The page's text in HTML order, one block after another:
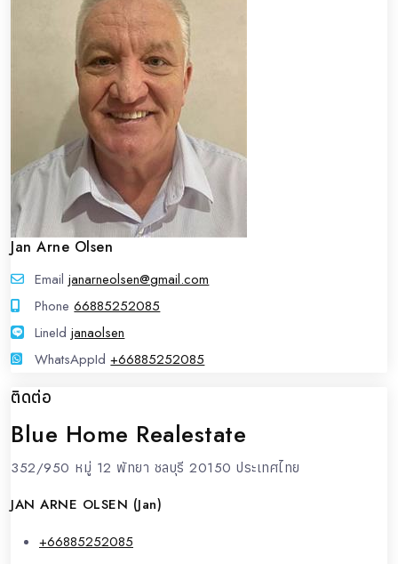
Jan Arne Olsen
Email janarneolsen@gmail.com
Phone 66885252085
LineId
LineId janaolsen
WhatsAppId
WhatsAppId +66885252085
ติดต่อ
Blue Home Realestate
352/950 หมู่ 12 พัทยา ชลบุรี 20150 ประเทศไทย
JAN ARNE OLSEN (Jan)
+66885252085